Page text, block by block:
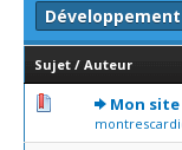
Sujet / Auteur
Mon site
0 Votes - 0